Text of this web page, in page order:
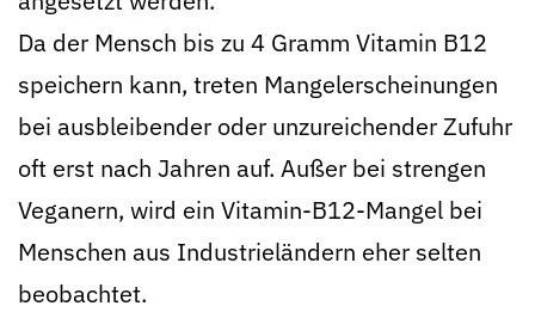
Da der Mensch bis zu 4 Gramm Vitamin B12
speichern kann, treten Mangelerscheinungen
bei ausbleibender oder unzureichender Zufuhr
oft erst nach Jahren auf. Außer bei strengen
Veganern, wird ein Vitamin-B12-Mangel bei
Menschen aus Industrieländern eher selten
beobachtet.